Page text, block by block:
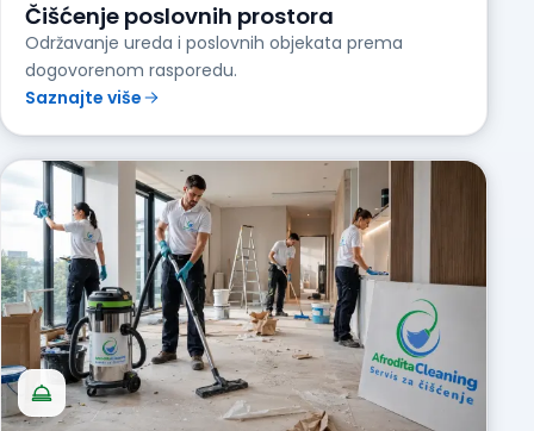
Čišćenje poslovnih prostora
Održavanje ureda i poslovnih objekata prema
dogovorenom rasporedu.
Saznajte više